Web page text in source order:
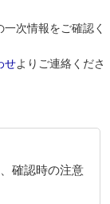
次情報をご確認く
せよりご連絡くださ
確認時の注意